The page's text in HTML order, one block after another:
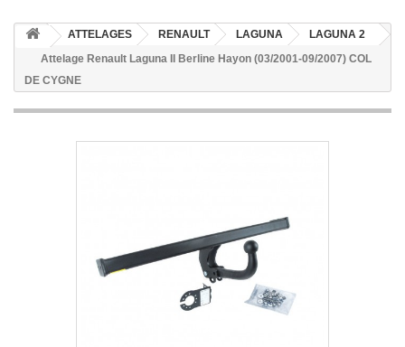
ATTELAGES RENAULT LAGUNA
LAGUNA 2
Attelage Renault Laguna II Berline Hayon (03/2001-09/2007) COL
DE CYGNE